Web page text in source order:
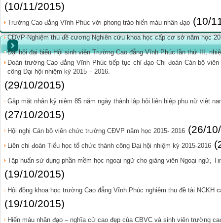
(10/11/2015)
Trường Cao đẳng Vĩnh Phúc với phong trào hiến máu nhân đạo (10/
CĐVP-Nghiệm thu đề cương Nghiên cứu khoa học cấp cơ sở năm học
Đại hội đại biểu Hội sinh viên Trường Cao đẳng Vĩnh Phúc lần thứ III,
Đoàn trường Cao đẳng Vĩnh Phúc tiếp tục chỉ đạo Chi đoàn Cán bộ
công Đại hội nhiệm kỳ 2015 – 2016.
(29/10/2015)
Gặp mặt nhân kỷ niệm 85 năm ngày thành lập hội liên hiệp phụ nữ việt
(27/10/2015)
Hội nghị Cán bộ viên chức trường CĐVP năm học 2015- 2016 (26/
Liên chi đoàn Tiểu học tổ chức thành công Đại hội nhiệm kỳ 2015-2016
Tập huấn sử dụng phần mềm học ngoại ngữ cho giảng viên Ngoại ngữ,
(19/10/2015)
Hội đồng khoa học trường Cao đẳng Vĩnh Phúc nghiệm thu đề tài NCKH
(19/10/2015)
Hiến máu nhân đạo – nghĩa cử cao đẹp của CBVC và sinh viên trường